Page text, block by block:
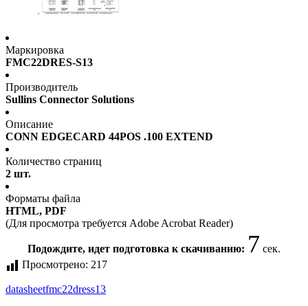
Маркировка
FMC22DRES-S13
Производитель
Sullins Connector Solutions
Описание
CONN EDGECARD 44POS .100 EXTEND
Количество страниц
2 шт.
Форматы файла
HTML, PDF
(Для просмотра требуется Adobe Acrobat Reader)
Подождите, идет подготовка к скачиванию: 7 сек.
Просмотрено: 217
datasheetfmc22dress13